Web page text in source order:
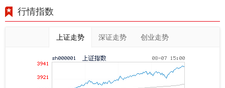
行情指数
上证走势 深证走势 创业走势